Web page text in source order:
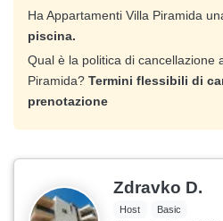
Ha Appartamenti Villa Piramida
piscina.
Qual è la politica di cancellazione
Piramida? Termini flessibili di
prenotazione
Zdravko D.
Host
Basic